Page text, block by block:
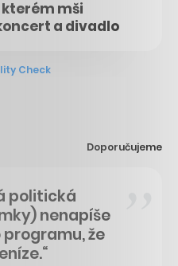
kterém mši
a divadlo
Check
Doporučujeme
politická
nenapíše
že